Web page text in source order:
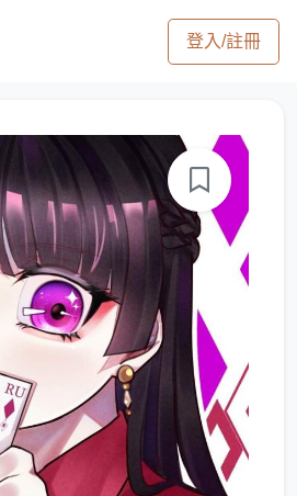
登入/註冊